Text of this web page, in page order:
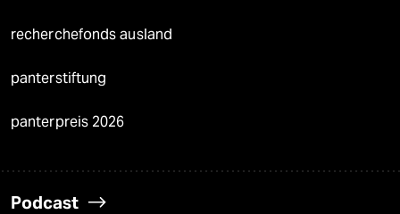
recherchefonds ausland
panterstiftung
panterpreis 2026
Podcast